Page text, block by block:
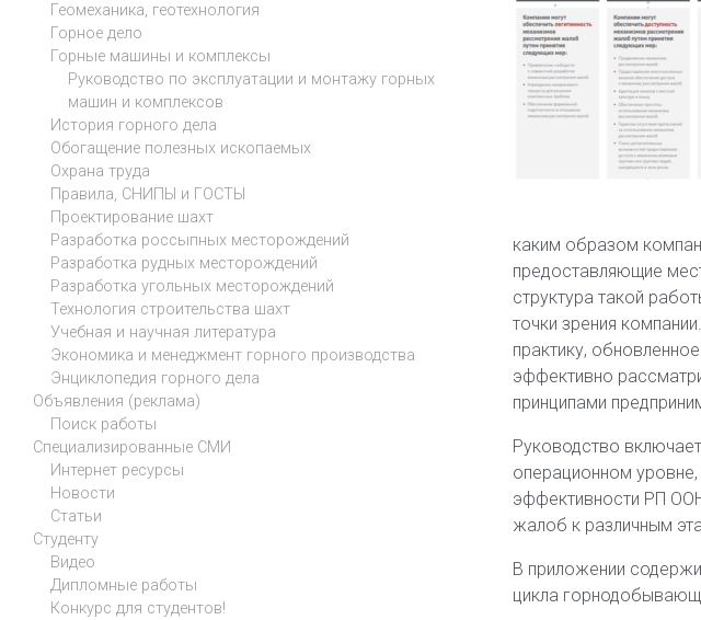
каким образом
предоставляющие
структура такой
точки зрения
практику,
эффективно
принципами
Руководство
операционном
эффективности РП
жалоб к различным
В приложении
цикла
Геомеханика, геотехнология
Горное дело
Горные машины и комплексы
Руководство по эксплуатации и монтажу горных
машин и комплексов
История горного дела
Обогащение полезных ископаемых
Охрана труда
Правила, СНИПЫ и ГОСТЫ
Проектирование шахт
Разработка россыпных месторождений
Разработка рудных месторождений
Разработка угольных месторождений
Технология строительства шахт
Учебная и научная литература
Экономика и менеджмент горного производства
Энциклопедия горного дела
Объявления (реклама)
Поиск работы
Специализированные СМИ
Интернет ресурсы
Новости
Статьи
Студенту
Видео
Дипломные работы
Конкурс для студентов!